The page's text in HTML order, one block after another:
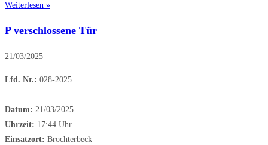
Weiterlesen »
P verschlossene Tür
21/03/2025
Lfd. Nr.: 028-2025
Datum: 21/03/2025
Uhrzeit: 17:44 Uhr
Einsatzort: Brochterbeck